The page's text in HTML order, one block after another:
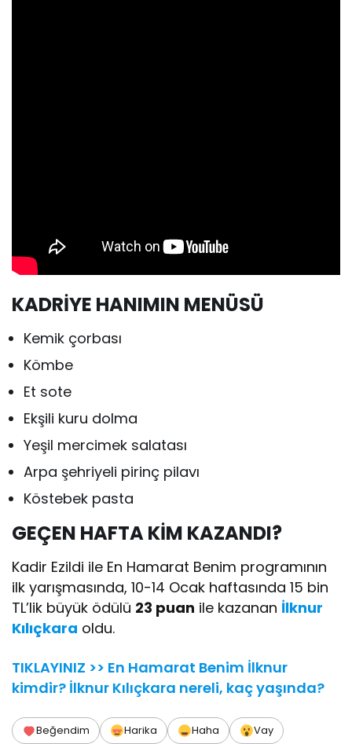
KADRİYE HANIMIN MENÜSÜ
Kemik çorbası
Kömbe
Et sote
Ekşili kuru dolma
Yeşil mercimek salatası
Arpa şehriyeli pirinç pilavı
Köstebek pasta
GEÇEN HAFTA KİM KAZANDI?
Kadir Ezildi ile En Hamarat Benim programının
ilk yarışmasında, 10-14 Ocak haftasında 15 bin
TL’lik büyük ödülü 23 puan ile kazanan İlknur
Kılıçkara oldu.
TIKLAYINIZ >> En Hamarat Benim İlknur
kimdir? İlknur Kılıçkara nereli, kaç yaşında?
Beğendim Harika Haha
Vay